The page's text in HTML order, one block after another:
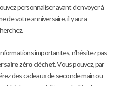
personnaliser avant d’envoyer à
de votre anniversaire, il y aura
importantes, n’hésitez pas
zéro déchet. Vous pouvez, par
des cadeaux de seconde main ou